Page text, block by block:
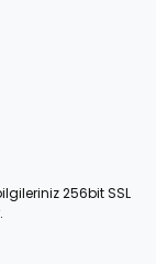
256bit SSL